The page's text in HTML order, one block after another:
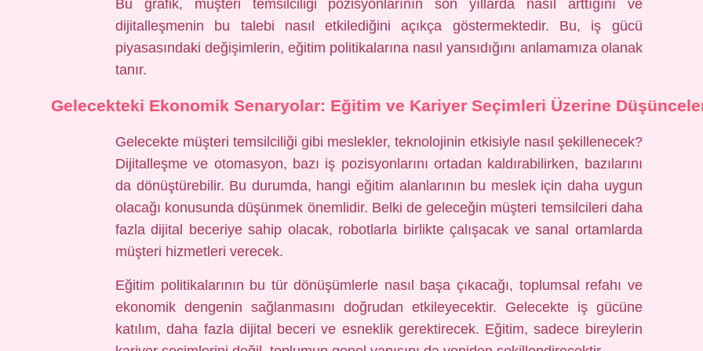
Bu grafik, müşteri temsilciliği pozisyonlarının son yıllarda nasıl arttığını ve
dijitalleşmenin bu talebi nasıl etkilediğini açıkça göstermektedir. Bu, iş gücü
piyasasındaki değişimlerin, eğitim politikalarına nasıl yansıdığını anlamamıza olanak
tanır.
Gelecekteki Ekonomik Senaryolar: Eğitim ve Kariyer Seçimleri Üzerine
Gelecekte müşteri temsilciliği gibi meslekler, teknolojinin etkisiyle nasıl şekillenecek?
Dijitalleşme ve otomasyon, bazı iş pozisyonlarını ortadan kaldırabilirken, bazılarını
da dönüştürebilir. Bu durumda, hangi eğitim alanlarının bu meslek için daha uygun
olacağı konusunda düşünmek önemlidir. Belki de geleceğin müşteri temsilcileri daha
fazla dijital beceriye sahip olacak, robotlarla birlikte çalışacak ve sanal ortamlarda
müşteri hizmetleri verecek.
Eğitim politikalarının bu tür dönüşümlerle nasıl başa çıkacağı, toplumsal refahı ve
ekonomik dengenin sağlanmasını doğrudan etkileyecektir. Gelecekte iş gücüne
katılım, daha fazla dijital beceri ve esneklik gerektirecek. Eğitim, sadece bireylerin